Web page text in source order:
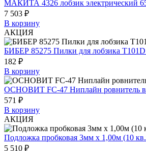
МАКИТА 4326 лобзик электрический
7 503 ₽
В корзину
АКЦИЯ
БИБЕР 85275 Пилки для лобзика
182 ₽
В корзину
ОСНОВИТ FC-47 Ниплайн ровнитель
571 ₽
В корзину
АКЦИЯ
Подложка пробковая 3мм х 1,00м (10
5 510 ₽